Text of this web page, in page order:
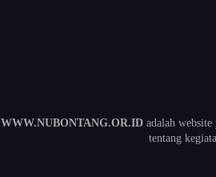
WWW.NUBONTANG.OR.IDadalah
tentang